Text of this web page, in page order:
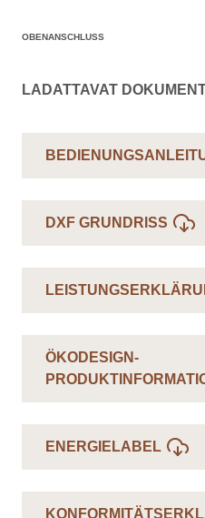
OBENANSCHLUSS
LADATTAVAT
DXF GRUNDRISS
ÖKODESIGN-
ENERGIELABEL